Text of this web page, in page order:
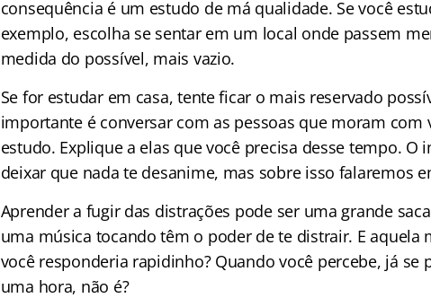
consequência é um estudo de má qualidade. Se você
exemplo, escolha se sentar em um local onde passem
medida do possível, mais vazio.
Se for estudar em casa, tente ficar o mais reservado
importante é conversar com as pessoas que moram
estudo. Explique a elas que você precisa desse tempo. O
deixar que nada te desanime, mas sobre isso falaremos
Aprender a fugir das distrações pode ser uma grande
uma música tocando têm o poder de te distrair. E aquela
você responderia rapidinho? Quando você percebe, já se
uma hora, não é?